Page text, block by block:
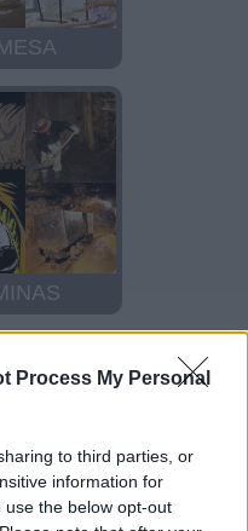
Process My Personal
to third parties, or
information for
the below opt-out